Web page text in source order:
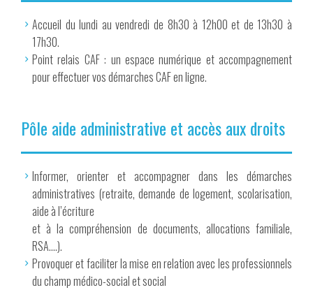
Accueil du lundi au vendredi de 8h30 à 12h00 et de 13h30 à
17h30.
Point relais CAF : un espace numérique et accompagnement
pour effectuer vos démarches CAF en ligne.
Pôle aide administrative et accès aux droits
Informer, orienter et accompagner dans les démarches
administratives (retraite, demande de logement, scolarisation,
aide à l’écriture
et à la compréhension de documents, allocations familiale,
RSA….).
Provoquer et faciliter la mise en relation avec les professionnels
du champ médico-social et social